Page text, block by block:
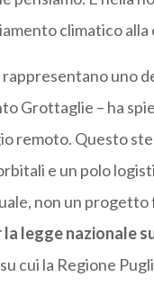
climatico
uno
Grottaglie – ha
remoto. Questo
e un polo
non un
legge nazionale
cui la Regione